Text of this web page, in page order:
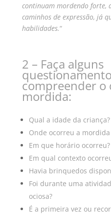
continuam mordendo forte,
caminhos de expressão, já
habilidades.“
2 – Faça alguns
compreender o
mordida:
Qual a idade da criança?
Onde ocorreu a
Em que horário ocorreu?
Em qual contexto
Havia brinquedos
Foi durante uma
ociosa?
É a primeira vez ou